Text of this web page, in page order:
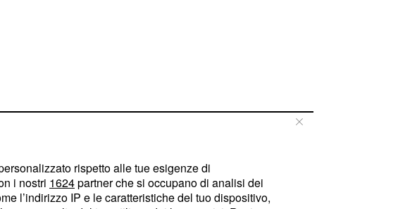
rispetto alle tue esigenze di
i nostri 1624partner che si occupano di analisi dei
l’indirizzo IP e le caratteristiche del tuo dispositivo,